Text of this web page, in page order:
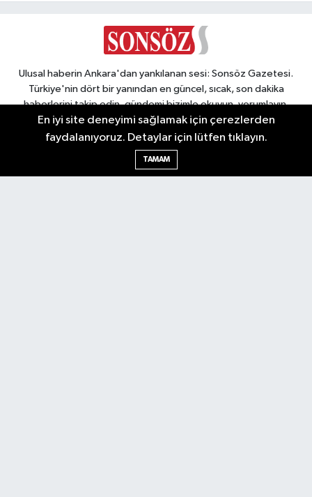
Ulusal haberin Ankara'dan yankılanan sesi: Sonsöz Gazetesi.
Türkiye'nin dört bir yanından en güncel, sıcak, son dakika
haberlerini takip edin, gündemi bizimle okuyun, yorumlayın,
şekillendirin. Sonsöz, sadece haber değil, bir bilinçtir.
En iyi site deneyimi sağlamak için çerezlerden
faydalanıyoruz. Detaylar için lütfen tıklayın.
TAMAM